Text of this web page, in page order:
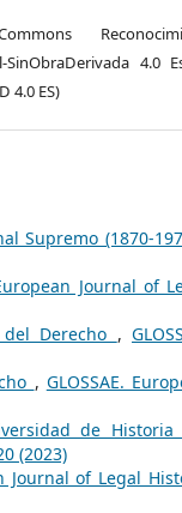
SinObraDerivada 4.0
4.0 ES)
Supremo (1870-
Journal of
Derecho ,
, GLOSSAE.
de Historia
(2023)
Journal of Legal